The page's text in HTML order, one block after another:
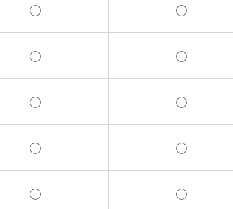
◯ ◯
◯ ◯
◯ ◯
◯ ◯
◯ ◯